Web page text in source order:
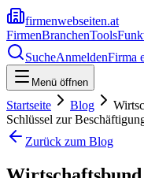
firmenwebseiten.at
FirmenBranchenTools
SucheAnmeldenFirma
Menü öffnen
Startseite Blog
Schlüssel zur
Zurück zum Blog